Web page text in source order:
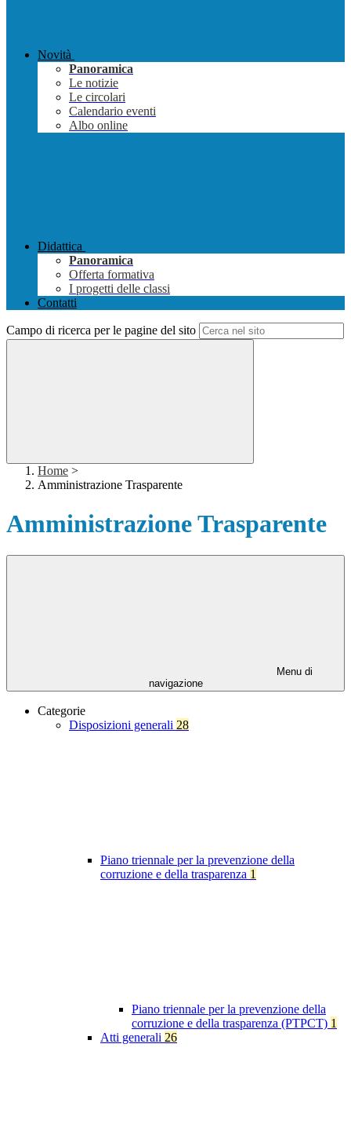
Novità
Panoramica
Le notizie
Le circolari
Calendario eventi
Albo online
Didattica
Panoramica
Offerta formativa
I progetti delle classi
Contatti
Campo di ricerca per le pagine del sito
Home >
Amministrazione Trasparente
Amministrazione Trasparente
Menu di
navigazione
Categorie
Disposizioni generali 28
Piano triennale per la prevenzione della
corruzione e della trasparenza 1
Piano triennale per la prevenzione della
corruzione e della trasparenza (PTPCT) 1
Atti generali 26